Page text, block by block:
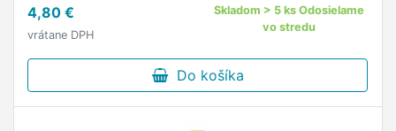
4,80 €
vrátane DPH
Skladom > 5 ks Odosielame
vo stredu
Do košíka